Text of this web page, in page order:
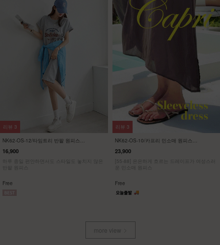
NK32-P-1/에이지 와이드 팬츠
23,900
[55~120] 여성스러운 스커트처럼, 맥시멈 와이
드핏 밴딩팬츠
Free
리뷰 57
KO22-T-12/배색 브이넥 스판티
19,9007,900
[ 한정수량 특가 ]
M(~66),L(~88),XL(~100),1(~120)
리뷰 21
more view